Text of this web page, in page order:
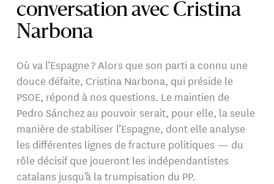
conversation avec Cristina
Narbona
Où va l’Espagne ? Alors que son parti a connu une
douce défaite, Cristina Narbona, qui préside le
PSOE, répond à nos questions. Le maintien de
Pedro Sánchez au pouvoir serait, pour elle, la seule
manière de stabiliser l’Espagne, dont elle analyse
les différentes lignes de fracture politiques — du
rôle décisif que joueront les indépendantistes
catalans jusqu’à la trumpisation du PP.